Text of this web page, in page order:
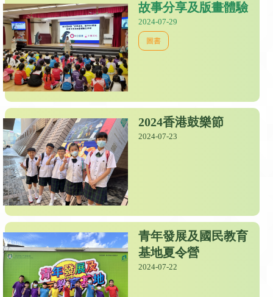
故事分享及版畫體驗
2024-07-29
圖書
2024香港鼓樂節
2024-07-23
青年發展及國民教育
基地夏令營
2024-07-22